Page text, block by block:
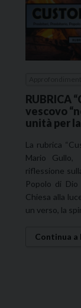
RUBRICA
vescovo
unità per
La rubrica
Mario Gullo,
riflessione
Popolo di
Chiesa alla
un verso, la
Continua a